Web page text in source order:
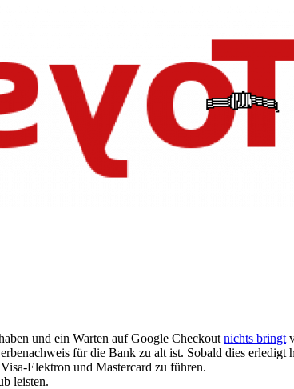
und ein Warten auf Google Checkout nichts bringt
für die Bank zu alt ist. Sobald dies
Elektron und Mastercard zu führen.
leisten.